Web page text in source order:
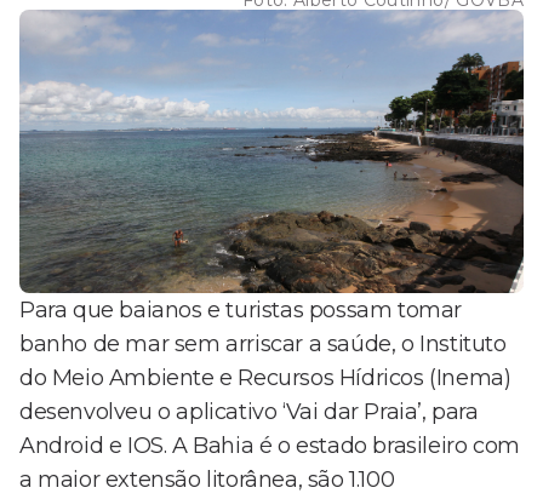
Para que baianos e turistas possam tomar
banho de mar sem arriscar a saúde, o Instituto
do Meio Ambiente e Recursos Hídricos (Inema)
desenvolveu o aplicativo ‘Vai dar Praia’, para
Android e IOS. A Bahia é o estado brasileiro com
a maior extensão litorânea, são 1.100